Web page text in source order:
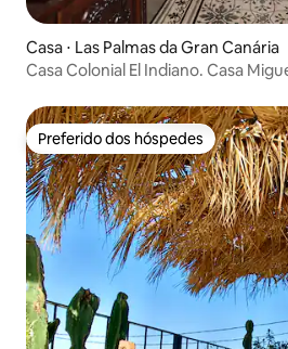
Casa ⋅ Las Palmas da Gran Canária
Casa Colonial El Indiano. Casa
Preferido dos hóspedes
Preferido dos hóspedes